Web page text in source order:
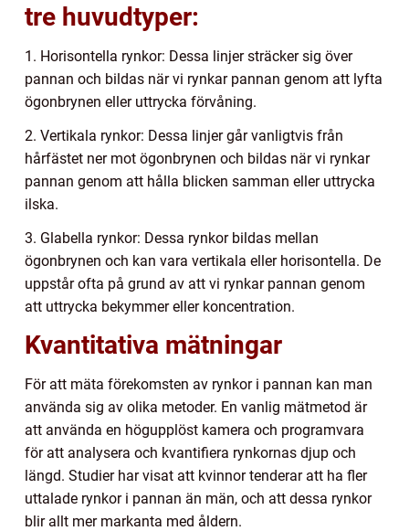
tre huvudtyper:
1. Horisontella rynkor: Dessa linjer sträcker sig över
pannan och bildas när vi rynkar pannan genom att lyfta
ögonbrynen eller uttrycka förvåning.
2. Vertikala rynkor: Dessa linjer går vanligtvis från
hårfästet ner mot ögonbrynen och bildas när vi rynkar
pannan genom att hålla blicken samman eller uttrycka
ilska.
3. Glabella rynkor: Dessa rynkor bildas mellan
ögonbrynen och kan vara vertikala eller horisontella. De
uppstår ofta på grund av att vi rynkar pannan genom
att uttrycka bekymmer eller koncentration.
Kvantitativa mätningar
För att mäta förekomsten av rynkor i pannan kan man
använda sig av olika metoder. En vanlig mätmetod är
att använda en högupplöst kamera och programvara
för att analysera och kvantifiera rynkornas djup och
längd. Studier har visat att kvinnor tenderar att ha fler
uttalade rynkor i pannan än män, och att dessa rynkor
blir allt mer markanta med åldern.